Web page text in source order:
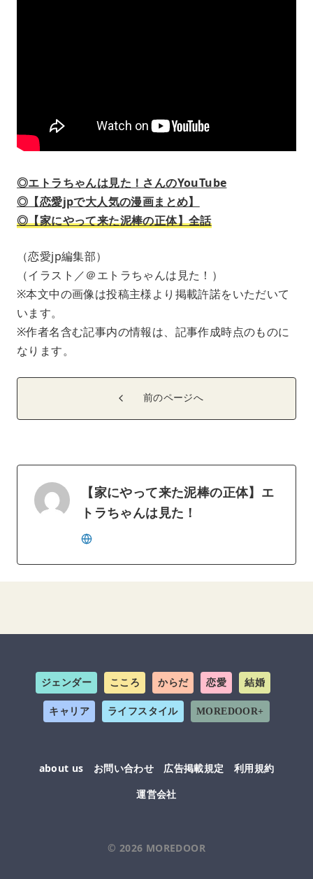
◎エトラちゃんは見た！さんのYouTube
◎【恋愛jpで大人気の漫画まとめ】
◎【家にやって来た泥棒の正体】全話
（恋愛jp編集部）
（イラスト／＠エトラちゃんは見た！）
※本文中の画像は投稿主様より掲載許諾をいただいて
います。
※作者名含む記事内の情報は、記事作成時点のものに
なります。
前のページへ
【家にやって来た泥棒の正体】エ
トラちゃんは見た！
ジェンダー こころ からだ 恋愛 結婚
キャリア ライフスタイル MOREDOOR+
about us お問い合わせ 広告掲載規定
利用規約
運営会社
© 2026 MOREDOOR